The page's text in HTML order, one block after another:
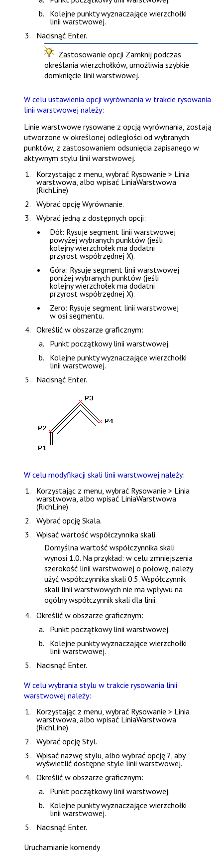
Kolejne punkty wyznaczające wierzchołki
linii warstwowej.
Nacisnąć Enter.
Zastosowanie opcji Zamknij podczas
określania wierzchołków, umożliwia szybkie
domknięcie linii warstwowej.
W celu ustawienia opcji wyrównania w trakcie rysowania
linii warstwowej należy:
Linie warstwowe rysowane z opcją wyrównania, zostają
utworzone w określonej odległości od wybranych
punktów, z zastosowaniem odsunięcia zapisanego w
aktywnymstylu linii warstwowej.
Korzystając z menu, wybrać Rysowanie > Linia
warstwowa , albo wpisać LiniaWarstwowa
(RichLine)
Wybrać opcjęWyrównanie.
Wybrać jedną z dostępnych opcji:
Dół: Rysuje segment linii warstwowej
powyżej wybranych punktów (jeśli
kolejny wierzchołek ma dodatni
przyrost współrzędnej X).
Góra: Rysuje segment linii warstwowej
poniżej wybranych punktów (jeśli
kolejny wierzchołek ma dodatni
przyrost współrzędnej X).
Zero: Rysuje segment linii warstwowej
w osi segmentu.
Określić w obszarze graficznym:
Punkt początkowy linii warstwowej.
Kolejne punkty wyznaczające wierzchołki
linii warstwowej.
Nacisnąć Enter.
W celu modyfikacji skali linii warstwowej należy:
Korzystając z menu, wybrać Rysowanie > Linia
warstwowa , albo wpisać LiniaWarstwowa
(RichLine)
Wybrać opcjęSkala.
Wpisać wartość współczynnika skali.
Domyślna wartość współczynnika skali
wynosi 1.0. Na przykład: w celu zmniejszenia
szerokość linii warstwowej o połowę, należy
użyć współczynnika skali 0.5. Współczynnik
skali linii warstwowych nie ma wpływu na
ogólnywspółczynnik skali dla linii.
Określić w obszarze graficznym:
Punkt początkowy linii warstwowej.
Kolejne punkty wyznaczające wierzchołki
linii warstwowej.
Nacisnąć Enter.
W celu wybrania stylu w trakcie rysowania linii
warstwowej należy:
Korzystając z menu, wybrać Rysowanie > Linia
warstwowa , albo wpisać LiniaWarstwowa
(RichLine)
Wybrać opcjęStyl.
Wpisać nazwę stylu, albo wybrać opcję? , aby
wyświetlić dostępnestyle linii warstwowej.
Określić w obszarze graficznym:
Punkt początkowy linii warstwowej.
Kolejne punkty wyznaczające wierzchołki
linii warstwowej.
Nacisnąć Enter.
Uruchamianie komendy